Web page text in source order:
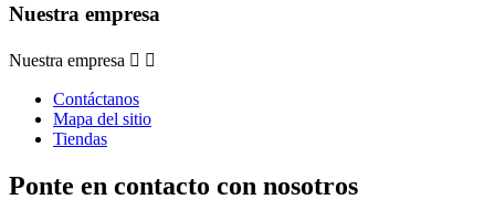
Nuestra empresa
Nuestra empresa  
Contáctanos
Mapa del sitio
Tiendas
Ponte en contacto con nosotros